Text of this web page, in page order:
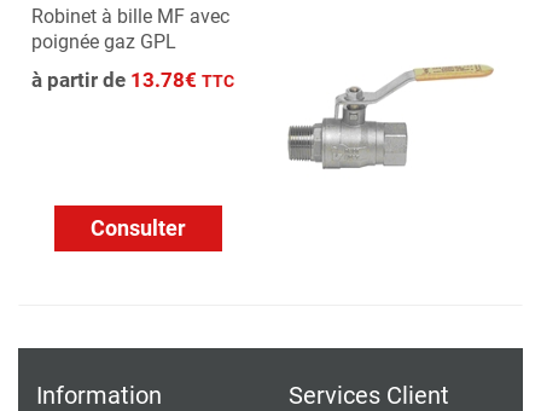
Robinet à bille MF avec
poignée gaz GPL
à partir de 13.78€ TTC
Consulter
Information Services Client